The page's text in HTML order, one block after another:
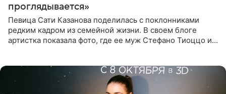
проглядывается»
Певица Сати Казанова поделилась с поклонниками
редким кадром из семейной жизни. В своем блоге
артистка показала фото, где ее муж Стефано Тиоццо и